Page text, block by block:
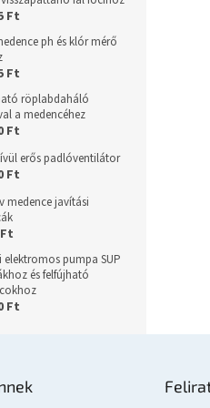
Ft
ph és klór mérő
Ft
röplabdaháló
a medencéhez
Ft
erős padlóventilátor
Ft
medence javítási
elektromos pumpa SUP
és felfújható
Ft